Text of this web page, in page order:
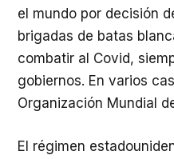
el mundo por decisión
brigadas de batas
combatir al Covid,
gobiernos. En varios
Organización Mundial
El régimen